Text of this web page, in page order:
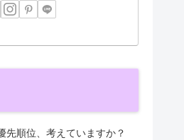
先順位、考えていますか？